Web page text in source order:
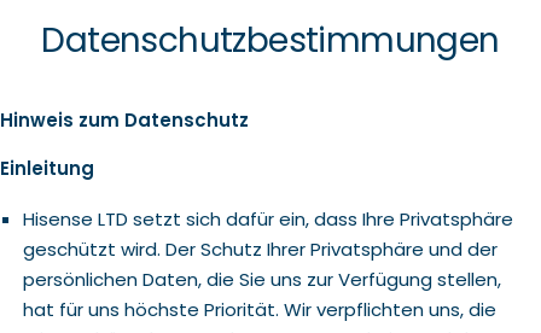
Datenschutzbestimmungen
Hinweis zum Datenschutz
Einleitung
Hisense LTD setzt sich dafür ein, dass Ihre Privatsphäre
geschützt wird. Der Schutz Ihrer Privatsphäre und der
persönlichen Daten, die Sie uns zur Verfügung stellen,
hat für uns höchste Priorität. Wir verpflichten uns, die